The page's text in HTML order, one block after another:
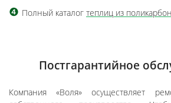
❹ Полный каталог теплиц из
Постгарантийное
Компания «Воля» осуществляет